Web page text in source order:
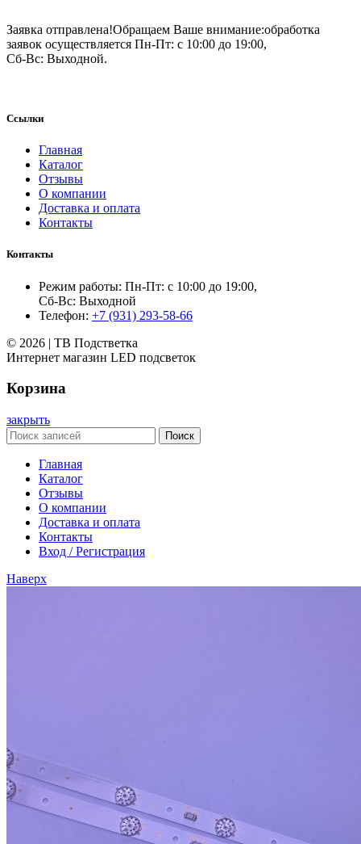
Заявка отправлена!Обращаем Ваше внимание:обработка
заявок осуществляется Пн-Пт: с 10:00 до 19:00,
Сб-Вс: Выходной.
Ссылки
Главная
Каталог
Отзывы
О компании
Доставка и оплата
Контакты
Контакты
Режим работы: Пн-Пт: с 10:00 до 19:00,
Сб-Вс: Выходной
Телефон: +7 (931) 293-58-66
© 2026 | ТВ Подстветка
Интернет магазин LED подсветок
Корзина
закрыть
Поиск
Главная
Каталог
Отзывы
О компании
Доставка и оплата
Контакты
Вход / Регистрация
Наверх